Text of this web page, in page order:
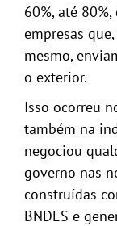
60%, até
empresas
mesmo,
o exterior.
Isso ocorreu
também na
negociou
governo nas
construídas
BNDES e